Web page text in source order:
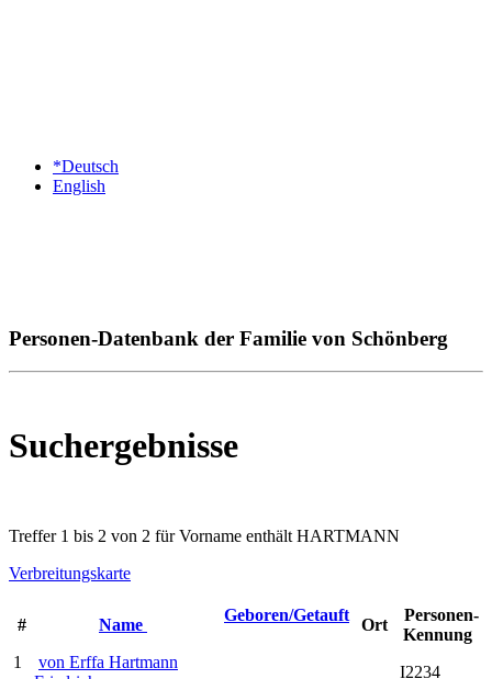
*Deutsch
English
Personen-Datenbank der Familie von Schönberg
Suchergebnisse
Treffer 1 bis 2 von 2 für Vorname enthält HARTMANN
Verbreitungskarte
# Name
Geboren/Getauft
Ort
Personen-
Kennung
1
von Erffa Hartmann
I2234